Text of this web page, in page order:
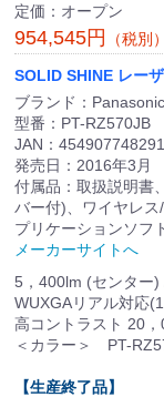
定価：オープン
954,545円 （税別）
SOLID SHINE レー
ブランド：Panasonic
型番：PT-RZ570JB
JAN：
発売日：2016年3月
付属品：取扱説明書
バー付)、ワイヤレ
プリケーションソフ
メーカーサイトへ
5，400lm (センター)
WUXGAリアル対応
高コントラスト 20，
＜カラー＞ PT-
【生産終了品】